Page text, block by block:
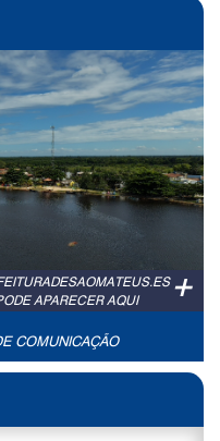
+
APARECER AQUI
COMUNICAÇÃO